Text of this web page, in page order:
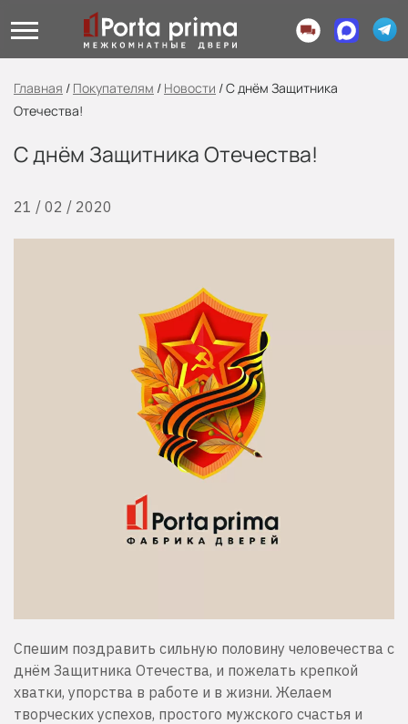
Главная / Покупателям / Новости /С днём Защитника
Отечества!
С днём Защитника Отечества!
21 / 02 / 2020
Спешим поздравить сильную половину человечества с
днём Защитника Отечества, и пожелать крепкой
хватки, упорства в работе и в жизни. Желаем
творческих успехов, простого мужского счастья и